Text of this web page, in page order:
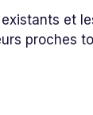
et
proches